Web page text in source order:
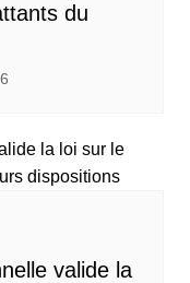
du
valide la